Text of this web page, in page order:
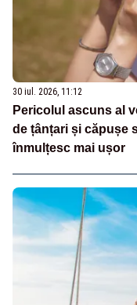
30 iul. 2026, 11:12
Pericolul ascuns al
de țânțari și căpușe
înmulțesc mai ușor